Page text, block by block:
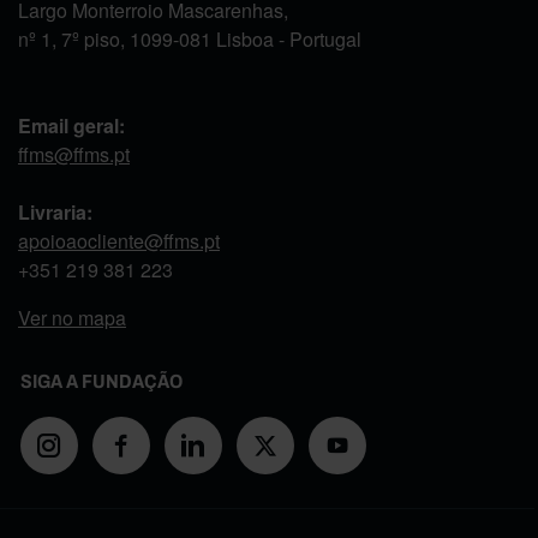
Largo Monterroio Mascarenhas,
nº 1, 7º piso, 1099-081 Lisboa - Portugal
Email geral:
ffms@ffms.pt
Livraria:
apoioaocliente@ffms.pt
+351 219 381 223
Ver no mapa
SIGA A FUNDAÇÃO